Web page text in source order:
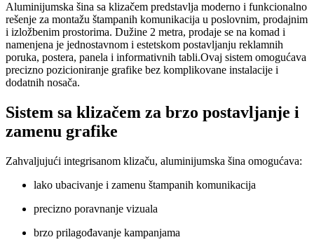
Aluminijumska šina sa klizačem predstavlja moderno i funkcionalno
rešenje za montažu štampanih komunikacija u poslovnim, prodajnim
i izložbenim prostorima. Dužine 2 metra, prodaje se na komad i
namenjena je jednostavnom i estetskom postavljanju reklamnih
poruka, postera, panela i informativnih tabli.Ovaj sistem omogućava
precizno pozicioniranje grafike bez komplikovane instalacije i
dodatnih nosača.
Sistem sa klizačem za brzo postavljanje i
zamenu grafike
Zahvaljujući integrisanom klizaču, aluminijumska šina omogućava:
lako ubacivanje i zamenu štampanih komunikacija
precizno poravnanje vizuala
brzo prilagođavanje kampanjama